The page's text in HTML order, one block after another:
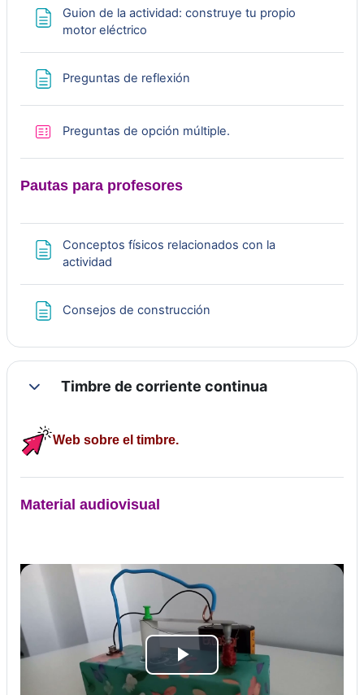
u
c
i
r
d
e
o
Guion de la actividad: construye tu propio
motor eléctrico
Preguntas de reflexión
Preguntas de opción múltiple.
Pautas para profesores
Conceptos físicos relacionados con la
actividad
Consejos de construcción
ColapsarTimbre de corriente continua
Web sobre el timbre.
Material audiovisual
R